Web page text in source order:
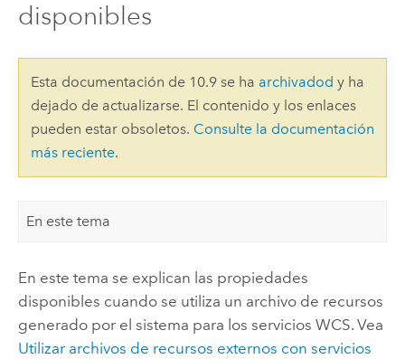
disponibles
Esta documentación de 10.9 se ha archivadod y ha
dejado de actualizarse. El contenido y los enlaces
pueden estar obsoletos. Consulte la documentación
más reciente.
En este tema
En este tema se explican las propiedades
disponibles cuando se utiliza un archivo de recursos
generado por el sistema para los servicios WCS. Vea
Utilizar archivos de recursos externos con servicios